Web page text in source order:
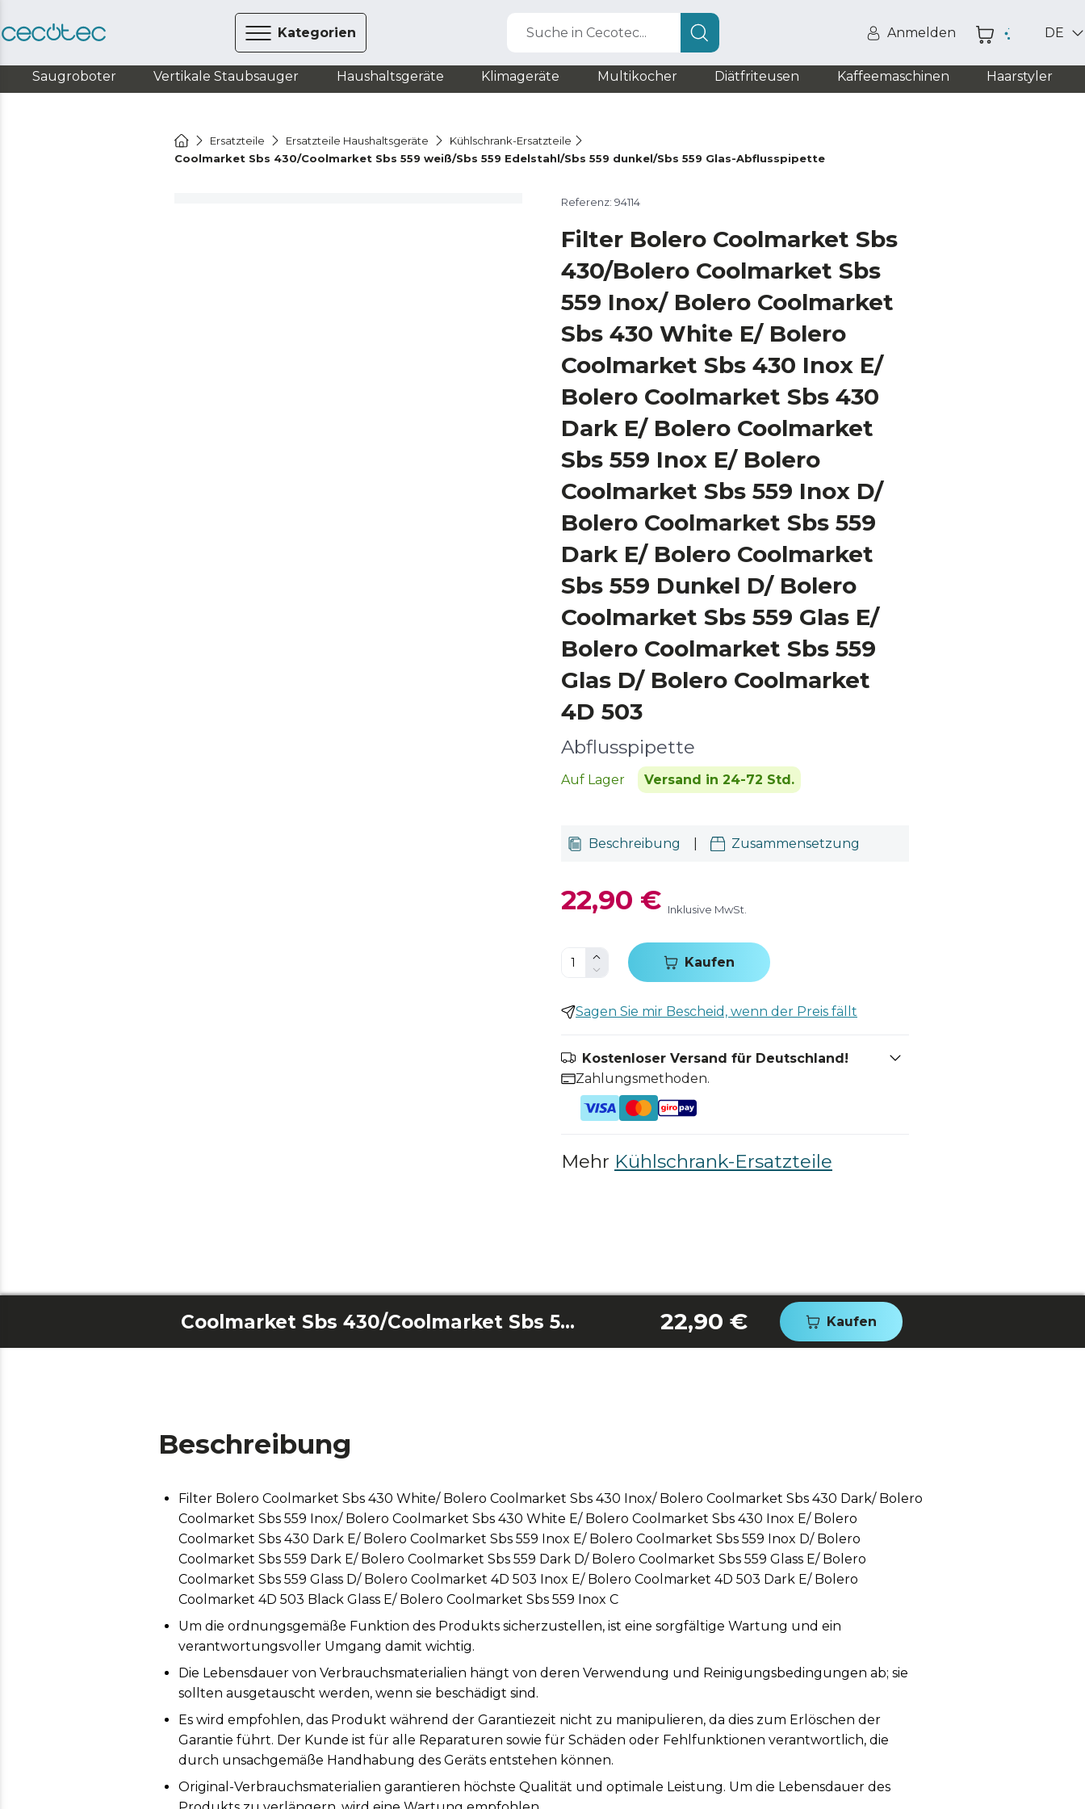
Kategorien Suche in Cecotec... Anmelden DE
Saugroboter Vertikale Staubsauger Haushaltsgeräte Klimageräte Multikocher Diätfriteusen Kaffeemaschinen Haarstyler
Ersatzteile Ersatzteile Haushaltsgeräte
Kühlschrank-Ersatzteile
Coolmarket Sbs 430/Coolmarket Sbs 559 weiß/Sbs 559 Edelstahl/Sbs 559 dunkel/Sbs 559 Glas-Abflusspipette
Referenz: 94114
Filter Bolero Coolmarket Sbs
430/Bolero Coolmarket Sbs
559 Inox/ Bolero Coolmarket
Sbs 430 White E/ Bolero
Coolmarket Sbs 430 Inox E/
Bolero Coolmarket Sbs 430
Dark E/ Bolero Coolmarket
Sbs 559 Inox E/ Bolero
Coolmarket Sbs 559 Inox D/
Bolero Coolmarket Sbs 559
Dark E/ Bolero Coolmarket
Sbs 559 Dunkel D/ Bolero
Coolmarket Sbs 559 Glas E/
Bolero Coolmarket Sbs 559
Glas D/ Bolero Coolmarket
4D 503
Abflusspipette
Auf Lager Versand in 24-72 Std.
Beschreibung Zusammensetzung
22,90 € Inklusive MwSt.
Kaufen
Sagen Sie mir Bescheid, wenn der Preis fällt
Kostenloser Versand für Deutschland!
Zahlungsmethoden.
Mehr Kühlschrank-Ersatzteile
Coolmarket Sbs 430/Coolmarket Sbs 559 weiß/Sbs 559 Edelstahl/Sbs 559 dunkel/Sbs 559 Glas-Abflusspipette 22,90 € Kaufen
Beschreibung
Filter Bolero Coolmarket Sbs 430 White/ Bolero Coolmarket Sbs 430 Inox/ Bolero Coolmarket Sbs 430 Dark/ Bolero
Coolmarket Sbs 559 Inox/ Bolero Coolmarket Sbs 430 White E/ Bolero Coolmarket Sbs 430 Inox E/ Bolero
Coolmarket Sbs 430 Dark E/ Bolero Coolmarket Sbs 559 Inox E/ Bolero Coolmarket Sbs 559 Inox D/ Bolero
Coolmarket Sbs 559 Dark E/ Bolero Coolmarket Sbs 559 Dark D/ Bolero Coolmarket Sbs 559 Glass E/ Bolero
Coolmarket Sbs 559 Glass D/ Bolero Coolmarket 4D 503 Inox E/ Bolero Coolmarket 4D 503 Dark E/ Bolero
Coolmarket 4D 503 Black Glass E/ Bolero Coolmarket Sbs 559 Inox C
Um die ordnungsgemäße Funktion des Produkts sicherzustellen, ist eine sorgfältige Wartung und ein
verantwortungsvoller Umgang damit wichtig.
Die Lebensdauer von Verbrauchsmaterialien hängt von deren Verwendung und Reinigungsbedingungen ab; sie
sollten ausgetauscht werden, wenn sie beschädigt sind.
Es wird empfohlen, das Produkt während der Garantiezeit nicht zu manipulieren, da dies zum Erlöschen der
Garantie führt. Der Kunde ist für alle Reparaturen sowie für Schäden oder Fehlfunktionen verantwortlich, die
durch unsachgemäße Handhabung des Geräts entstehen können.
Original-Verbrauchsmaterialien garantieren höchste Qualität und optimale Leistung. Um die Lebensdauer des